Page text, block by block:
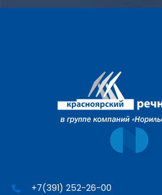
+7(391) 252-26-00